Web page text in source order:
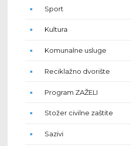
Sport
Kultura
Komunalne usluge
Reciklažno dvorište
Program ZAŽELI
Stožer civilne zaštite
Sazivi